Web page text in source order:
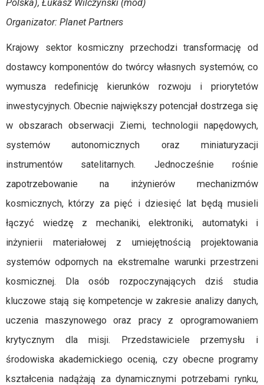
Polska), Łukasz Wilczyński (mod)
Organizator: Planet Partners
Krajowy sektor kosmiczny przechodzi transformację od
dostawcy komponentów do twórcy własnych systemów, co
wymusza redefinicję kierunków rozwoju i priorytetów
inwestycyjnych. Obecnie największy potencjał dostrzega się
w obszarach obserwacji Ziemi, technologii napędowych,
systemów autonomicznych oraz miniaturyzacji
instrumentów satelitarnych. Jednocześnie rośnie
zapotrzebowanie na inżynierów mechanizmów
kosmicznych, którzy za pięć i dziesięć lat będą musieli
łączyć wiedzę z mechaniki, elektroniki, automatyki i
inżynierii materiałowej z umiejętnością projektowania
systemów odpornych na ekstremalne warunki przestrzeni
kosmicznej. Dla osób rozpoczynających dziś studia
kluczowe stają się kompetencje w zakresie analizy danych,
uczenia maszynowego oraz pracy z oprogramowaniem
krytycznym dla misji. Przedstawiciele przemysłu i
środowiska akademickiego ocenią, czy obecne programy
kształcenia nadążają za dynamicznymi potrzebami rynku,